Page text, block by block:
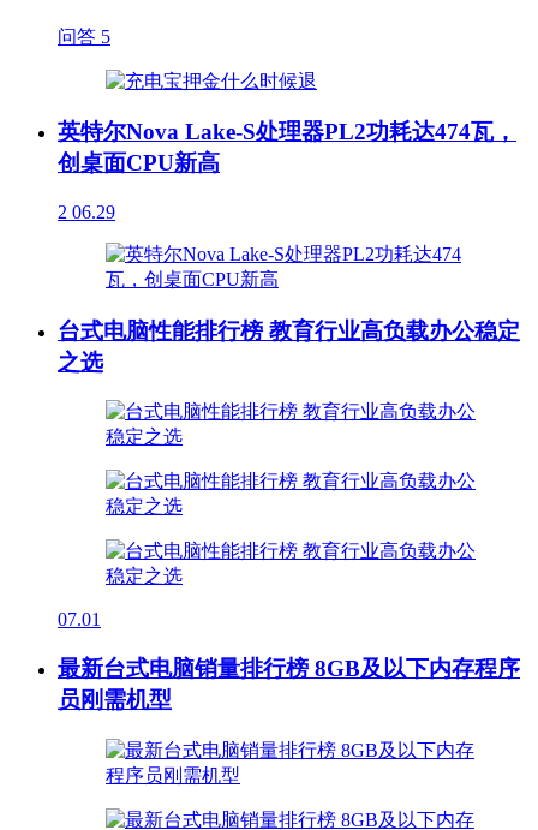
问答 5
英特尔Nova Lake-S处理器PL2功耗达474瓦，
创桌面CPU新高
2 06.29
台式电脑性能排行榜 教育行业高负载办公稳定
之选
07.01
最新台式电脑销量排行榜 8GB及以下内存程序
员刚需机型